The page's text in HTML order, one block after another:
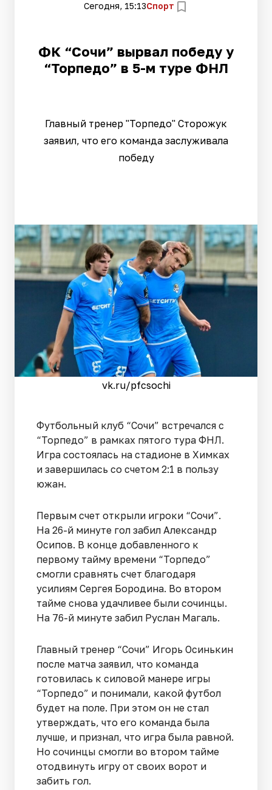
Сегодня, 15:13Спорт
ФК “Сочи” вырвал победу у
“Торпедо” в 5-м туре ФНЛ
Главный тренер "Торпедо" Сторожук
заявил, что его команда заслуживала
победу
vk.ru/pfcsochi
Футбольный клуб “Сочи” встречался с
“Торпедо” в рамках пятого тура ФНЛ.
Игра состоялась на стадионе в Химках
и завершилась со счетом 2:1 в пользу
южан.
Первым счет открыли игроки “Сочи”.
На 26-й минуте гол забил Александр
Осипов. В конце добавленного к
первому тайму времени “Торпедо”
смогли сравнять счет благодаря
усилиям Сергея Бородина. Во втором
тайме снова удачливее были сочинцы.
На 76-й минуте забил Руслан Магаль.
Главный тренер “Сочи” Игорь Осинькин
после матча заявил, что команда
готовилась к силовой манере игры
“Торпедо” и понимали, какой футбол
будет на поле. При этом он не стал
утверждать, что его команда была
лучше, и признал, что игра была равной.
Но сочинцы смогли во втором тайме
отодвинуть игру от своих ворот и
забить гол.